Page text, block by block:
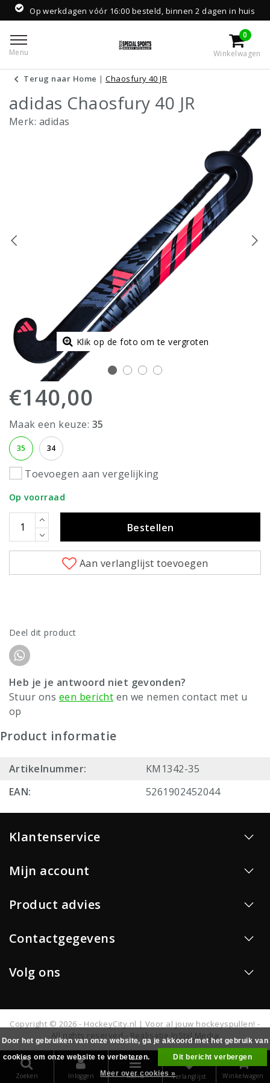
Op werkdagen vóór 16:00 besteld, binnen 2 dagen in huis
Menu
0
Winkelwagen
Terug naar Home |Chaosfury 40 JR
adidas Chaosfury 40 JR
Merk: adidas
Klik op de foto om te vergroten
€140,00
Maak een keuze: 35
35 34
Toevoegen aan vergelijking
Op voorraad
Bestellen
Aan verlanglijst toevoegen
Deel dit product
Heb je je antwoord niet gevonden?
Stuur ons een bericht en we nemen contact met u
op
Product informatie
Artikelnummer:
KM1342-35
EAN:
5261902452044
Klantenservice
Mijn account
Product advies
Contactgegevens
Volg ons
Copyright © 2026 - HockeyCity.nl | Voor al jouw hockeyspullen! -
All rights reserved - Realisatie InStijl Media
Zoeken Inloggen Menu Verlanglijst
0
Winkelwagen
Door het gebruiken van onze website, ga je akkoord met het gebruik van
cookies om onze website te verbeteren.
Dit bericht verbergen
Meer over cookies »